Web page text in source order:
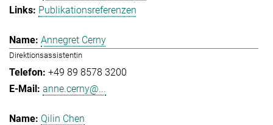
Publikationsreferenzen
Annegret Cerny
Direktionsassistentin
+49 89 8578 3200
anne.cerny@...
Qilin Chen